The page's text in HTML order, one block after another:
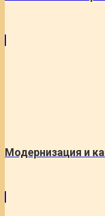
Модернизация и